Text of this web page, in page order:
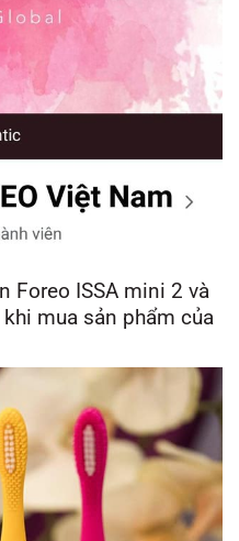
Foreo ISSA mini 2 và
mua sản phẩm của